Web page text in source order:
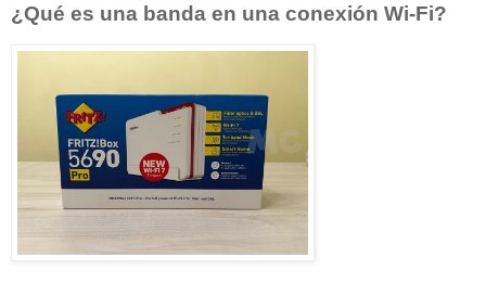
¿Qué es una banda en una conexión Wi-Fi?